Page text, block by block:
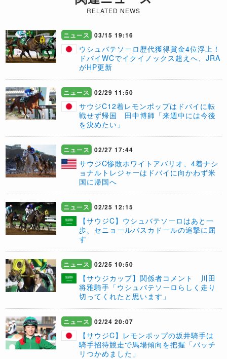
RELATED NEWS
ニュース 03/15 19:16
ウシュバテソーロ歴代獲得賞金4位浮上！
ドバイWCでイクイノックス超えへ、JRA
がHP更新
ニュース 02/29 11:50
サウジC12着レモンポップはドバイに転
戦せず帰国 田中博師「来週中には今後
を決めたい」
ニュース 02/27 17:44
サウジC惨敗ホワイトアバリオ、4着ナシ
ョナルトレジャーはドバイに向かわず米
国に帰国へ
ニュース 02/25 12:15
【サウジC】ウシュバテソーロはあと一
歩、セニョールバスカドールの追撃に屈
す
ニュース 02/25 10:50
【サウジカップ】関係者コメント 川田
将雅騎手「ウシュバテソーロらしく走り
切ってくれたと思います」
ニュース 02/24 20:07
【サウジC】レモンポップの坂井騎手は
騎手招待競走で馬場傾向を把握「バッチ
リつかめました」